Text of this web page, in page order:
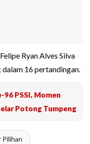
Ryan Alves Silva
dalam 16 pertandingan.
96 PSSI, Momen
Potong Tumpeng
Pilihan